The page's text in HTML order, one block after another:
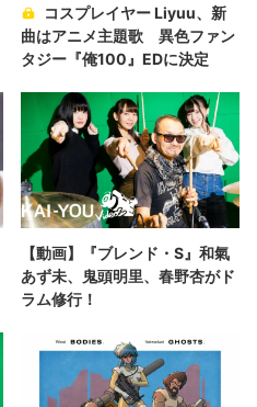
コスプレイヤー Liyuu、新
曲はアニメ主題歌 異色ファン
タジー『俺100』EDに決定
【動画】『ブレンド・S』和氣
あず未、鬼頭明里、春野杏がド
ラム修行！